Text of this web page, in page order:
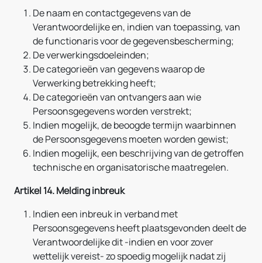
De naam en contactgegevens van de
Verantwoordelijke en, indien van toepassing, van
de functionaris voor de gegevensbescherming;
De verwerkingsdoeleinden;
De categorieën van gegevens waarop de
Verwerking betrekking heeft;
De categorieën van ontvangers aan wie
Persoonsgegevens worden verstrekt;
Indien mogelijk, de beoogde termijn waarbinnen
de Persoonsgegevens moeten worden gewist;
Indien mogelijk, een beschrijving van de getroffen
technische en organisatorische maatregelen.
Artikel 14. Melding inbreuk
Indien een inbreuk in verband met
Persoonsgegevens heeft plaatsgevonden deelt de
Verantwoordelijke dit -indien en voor zover
wettelijk vereist- zo spoedig mogelijk nadat zij